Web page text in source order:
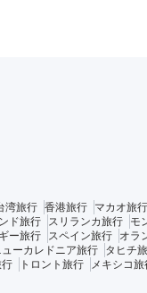
湾旅行 香港旅行 マカオ旅行
ド旅行 スリランカ旅行 モ
ー旅行 スペイン旅行 オラ
ューカレドニア旅行 タヒチ
トロント旅行 メキシコ旅